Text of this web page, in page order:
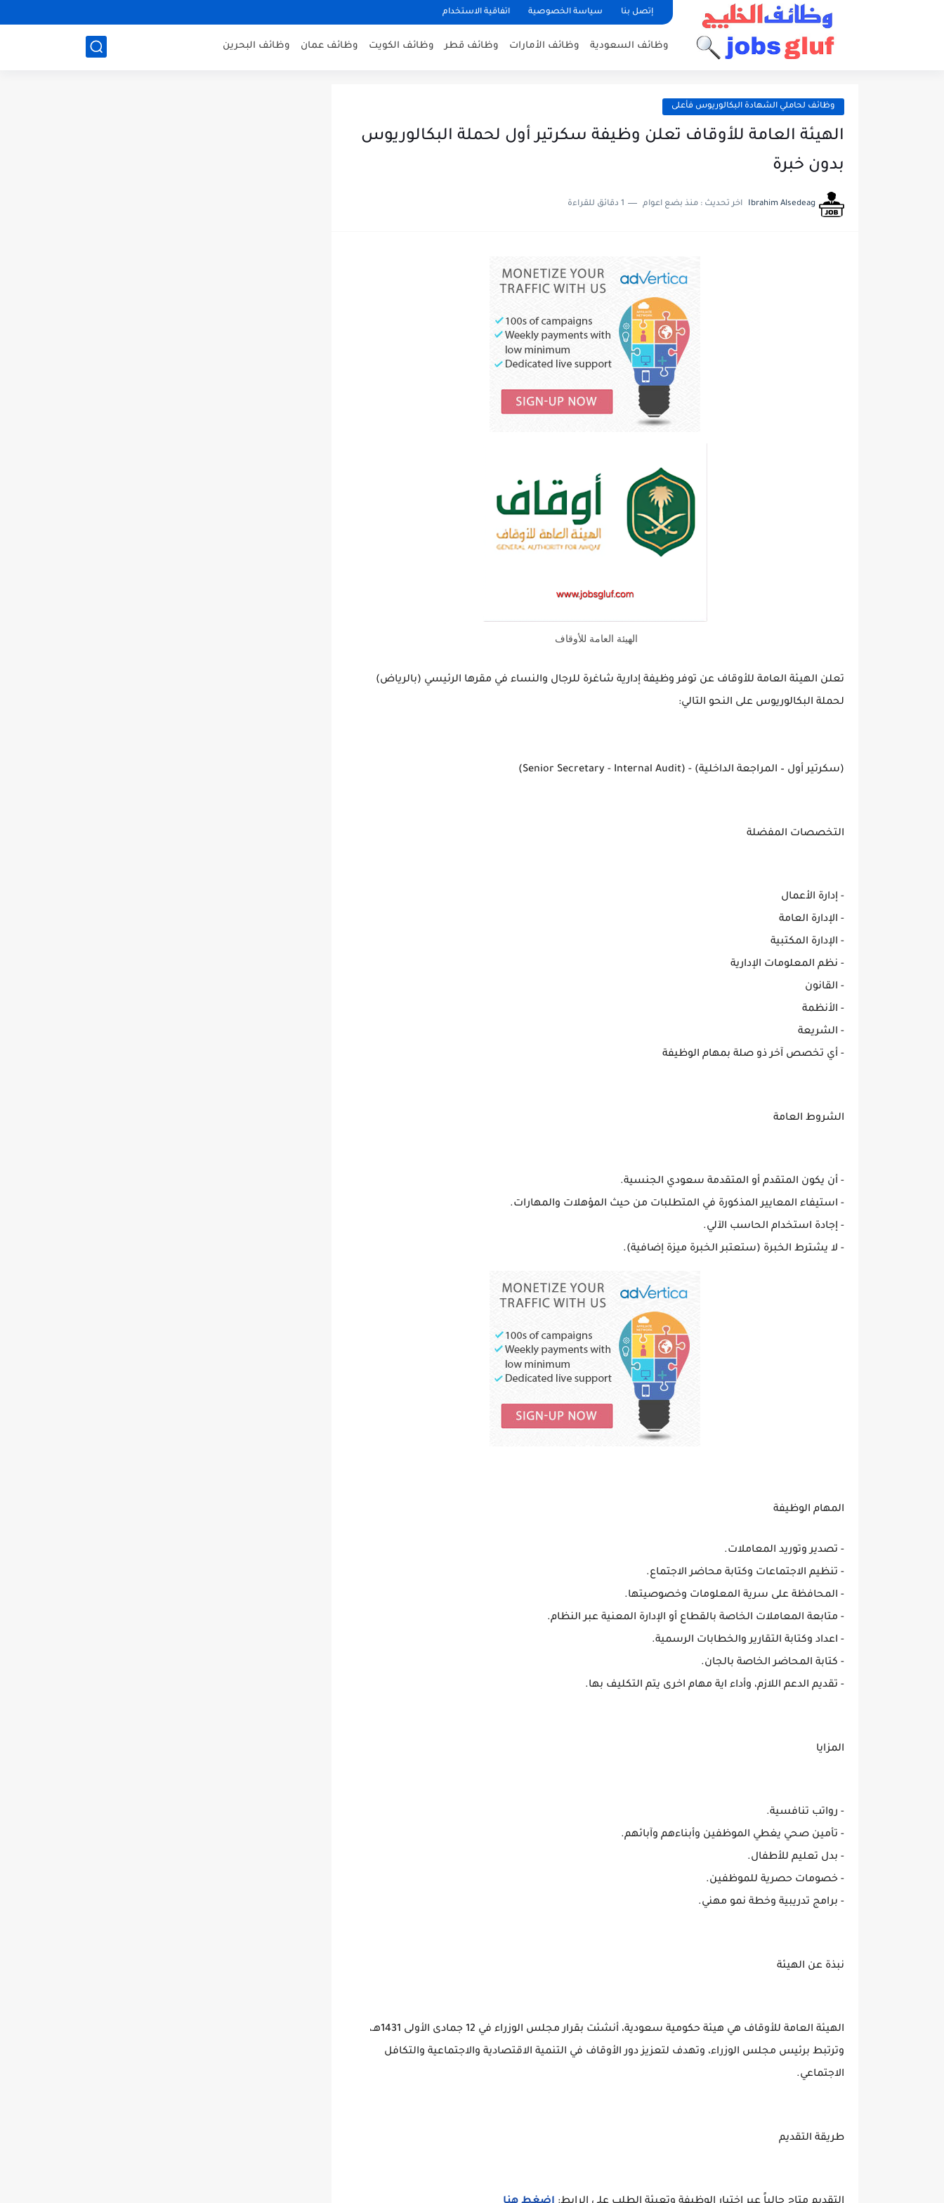
إتصل بنا سياسة الخصوصية اتفاقية الاستخدام
وظائف السعودية وظائف الأمارات وظائف قطر وظائف الكويت وظائف عمان وظائف البحرين
وظائف لحاملي الشهادة البكالوريوس فأعلى
الهيئة العامة للأوقاف تعلن وظيفة سكرتير أول لحملة البكالوريوس
بدون خبرة
Ibrahim Alsedeag اخر تحديث : منذ بضع اعوام 1 دقائق للقراءة
الهيئة العامة للأوقاف
تعلن الهيئة العامة للأوقاف عن توفر وظيفة إدارية شاغرة للرجال والنساء في مقرها الرئيسي (بالرياض)
لحملة البكالوريوس على النحو التالي:
(سكرتير أول – المراجعة الداخلية) - (Senior Secretary - Internal Audit)
التخصصات المفضلة
- إدارة الأعمال
- الإدارة العامة
- الإدارة المكتبية
- نظم المعلومات الإدارية
- القانون
- الأنظمة
- الشريعة
- أي تخصص آخر ذو صلة بمهام الوظيفة
الشروط العامة
- أن يكون المتقدم أو المتقدمة سعودي الجنسية.
- استيفاء المعايير المذكورة في المتطلبات من حيث المؤهلات والمهارات.
- إجادة استخدام الحاسب الآلي.
- لا يشترط الخبرة (ستعتبر الخبرة ميزة إضافية).
المهام الوظيفة
- تصدير وتوريد المعاملات.
- تنظيم الاجتماعات وكتابة محاضر الاجتماع.
- المحافظة على سرية المعلومات وخصوصيتها.
- متابعة المعاملات الخاصة بالقطاع أو الإدارة المعنية عبر النظام.
- اعداد وكتابة التقارير والخطابات الرسمية.
- كتابة المحاضر الخاصة بالجان.
- تقديم الدعم اللازم، وأداء اية مهام اخرى يتم التكليف بها.
المزايا
- رواتب تنافسية.
- تأمين صحي يغطي الموظفين وأبناءهم وآبائهم.
- بدل تعليم للأطفال.
- خصومات حصرية للموظفين.
- برامج تدريبية وخطة نمو مهني.
نبذة عن الهيئة
الهيئة العامة للأوقاف هي هيئة حكومية سعودية، أنشئت بقرار مجلس الوزراء في 12 جمادى الأولى 1431هـ،
وترتبط برئيس مجلس الوزراء، وتهدف لتعزيز دور الأوقاف في التنمية الاقتصادية والاجتماعية والتكافل
الاجتماعي.
طريقة التقديم